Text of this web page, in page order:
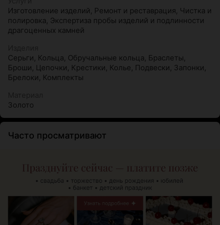
Изготовление изделий, Ремонт и реставрация, Чистка и
полировка, Экспертиза пробы изделий и подлинности
драгоценных камней
Серьги, Кольца, Обручальные кольца, Браслеты,
Броши, Цепочки, Крестики, Колье, Подвески, Запонки,
Брелоки, Комплекты
Золото
Часто просматривают